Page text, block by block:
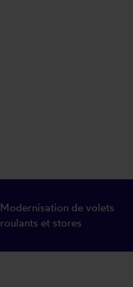
Modernisation de volets
roulants et stores